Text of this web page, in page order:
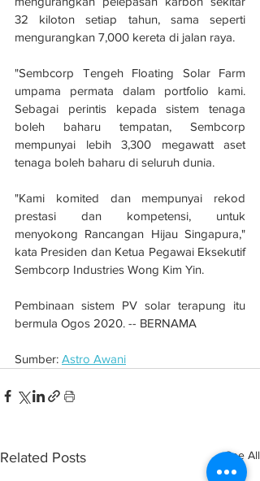
32 kiloton setiap tahun, sama seperti
mengurangkan 7,000 kereta di jalan raya.
"Sembcorp Tengeh Floating Solar Farm
umpama permata dalam portfolio kami.
Sebagai perintis kepada sistem tenaga
boleh baharu tempatan, Sembcorp
mempunyai lebih 3,300 megawatt aset
tenaga boleh baharu di seluruh dunia.
"Kami komited dan mempunyai rekod
prestasi dan kompetensi, untuk
menyokong Rancangan Hijau Singapura,"
kata Presiden dan Ketua Pegawai Eksekutif
Sembcorp Industries Wong Kim Yin.
Pembinaan sistem PV solar terapung itu
bermula Ogos 2020. -- BERNAMA
Sumber: Astro Awani
Related Posts See All